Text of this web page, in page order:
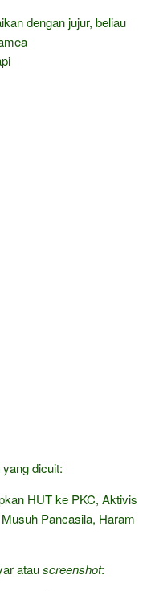
dengan jujur, beliau
dicuit:
HUT ke PKC, Aktivis
Pancasila, Haram
atauscreenshot: